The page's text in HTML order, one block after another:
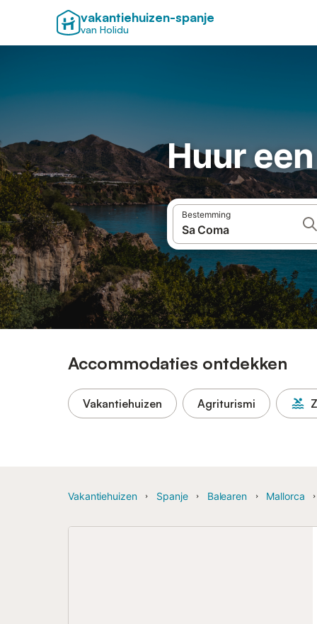
vakantiehuizen-spanje
van Holidu
Huur
Bestemming
Accommodaties ontdekken
Vakantiehuizen Agriturismi
Vakantiehuizen Spanje Balearen Mallorca